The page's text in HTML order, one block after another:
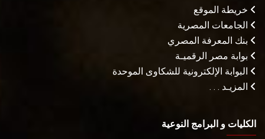
خريطة الموقع
الجامعات المصرية
بنك المعرفة المصري
بوابة مصر الرقميـة
البوابة الإلكترونية للشكاوى الموحدة
المزيـد . . .
الكليات و البرامج النوعية